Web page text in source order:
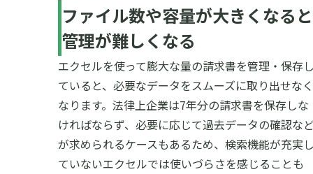
ファイル数や容量が大きくなると
管理が難しくなる
エクセルを使って膨大な量の請求書を管理・保存
ていると、必要なデータをスムーズに取り出せなく
なります。法律上企業は7年分の請求書を保存しな
ければならず、必要に応じて過去データの確認な
が求められるケースもあるため、検索機能が充実
ていないエクセルでは使いづらさを感じることも